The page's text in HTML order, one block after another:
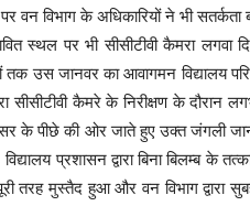
वन विभाग के अधिकारियों ने भी
स्थल पर भी सीसीटीवी कैमरा लगवा
तक उस जानवर का आवागमन विद्यालय
सीसीटीवी कैमरे के निरीक्षण के
के पीछे की ओर जाते हुए उक्त जंगली
प्रशासन द्वारा बिना बिलम्ब के
तरह मुस्तैद हुआ और वन विभाग द्वारा